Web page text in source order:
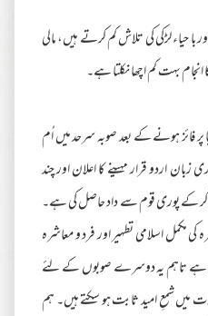
حیاء لڑکی کی تلاش کم کرتے ہیں، مالی
بہت کم اچھا نکلتا ہے۔
ہونے کے بعد صوبہ سرحد میں اُم
اردو قرار مہینے کا اعلان اور چند
کر کے پوری قوم سے داد حاصل کی ہے۔
مکمل اسلامی تطہیر اور فرد و معاشرہ
ہے تاہم یہ دوسرے صوبوں کے لئے
میں شمعِ امید ثابت ہو سکتے ہیں۔ ہم